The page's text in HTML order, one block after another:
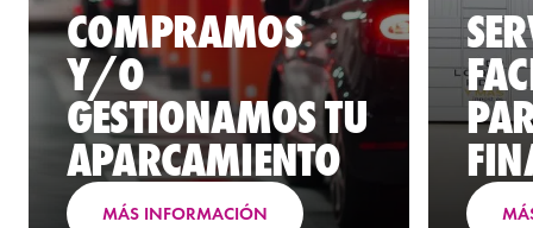
COMPRAMOS
Y/O
GESTIONAMOS TU
APARCAMIENTO
MÁS INFORMACIÓN